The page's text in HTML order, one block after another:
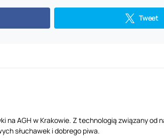
Tweet
na AGH w Krakowie. Z technologią związany od
słuchawek i dobrego piwa.